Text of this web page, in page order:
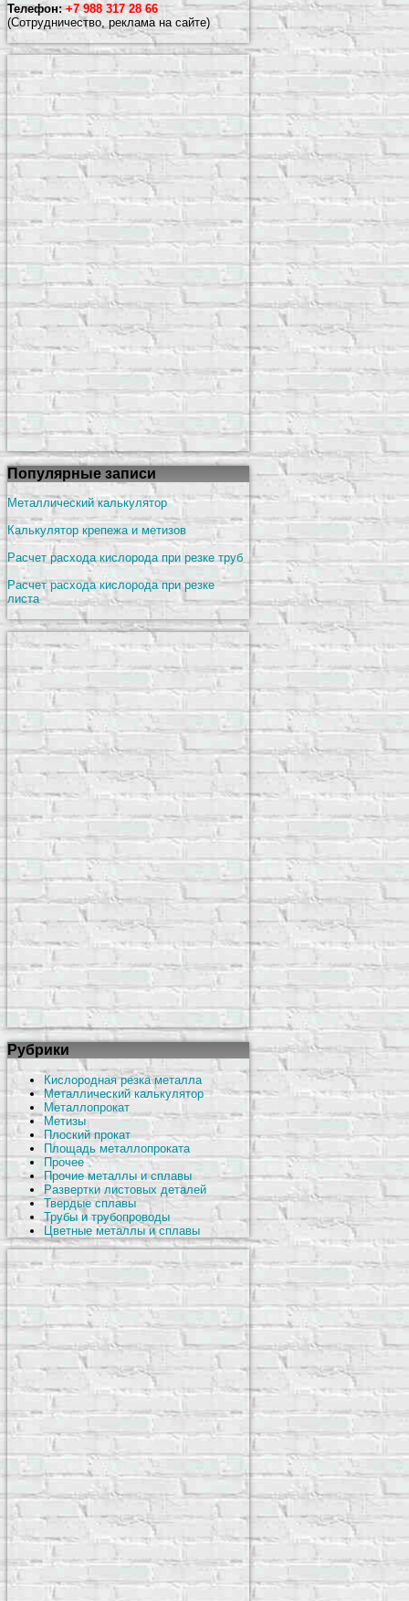
Телефон: +7 988 317 28 66
(Сотрудничество, реклама на сайте)
Популярные записи
Металлический калькулятор
Калькулятор крепежа и метизов
Расчет расхода кислорода при резке труб
Расчет расхода кислорода при резке
листа
Рубрики
Кислородная резка металла
Металлический калькулятор
Металлопрокат
Метизы
Плоский прокат
Площадь металлопроката
Прочее
Прочие металлы и сплавы
Развертки листовых деталей
Твердые сплавы
Трубы и трубопроводы
Цветные металлы и сплавы